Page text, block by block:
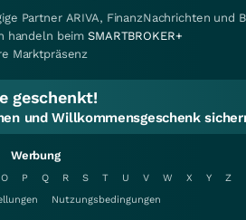
Partner ARIVA, FinanzNachrichten und
handeln beimSMARTBROKER+
Marktpräsenz
geschenkt!
und Willkommensgeschenk
Werbung
O P Q R S T U V W X Y
Z
Nutzungsbedingungen